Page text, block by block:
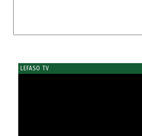
LEFASO TV